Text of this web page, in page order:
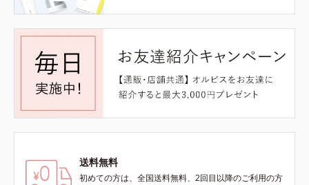
送料無料
初めての方は、全国送料無料、2回目以降のご利用の方